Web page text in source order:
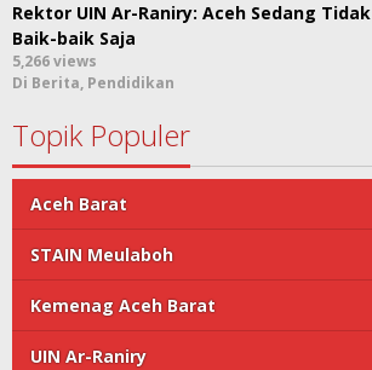
Rektor UIN Ar-Raniry: Aceh Sedang Tidak
Baik-baik Saja
5,266 views
Di Berita, Pendidikan
Topik Populer
Aceh Barat
STAIN Meulaboh
Kemenag Aceh Barat
UIN Ar-Raniry